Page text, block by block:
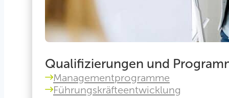
Qualifizierungen und
Managementprogramme
Führungskräfteentwicklung